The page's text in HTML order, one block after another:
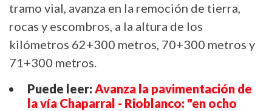
tramo vial, avanza en la remoción de tierra,
rocas y escombros, a la altura de los
kilómetros 62+300 metros, 70+300 metros y
71+300 metros.
Puede leer:Avanza la pavimentación de
la vía Chaparral - Rioblanco: "en ocho